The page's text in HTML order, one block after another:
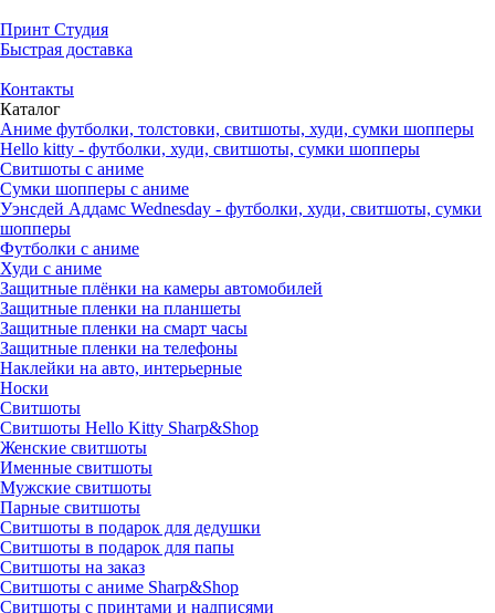
Принт Студия
Быстрая доставка
Контакты
Каталог
Аниме футболки, толстовки, свитшоты, худи, сумки шопперы
Hello kitty - футболки, худи, свитшоты, сумки шопперы
Свитшоты с аниме
Сумки шопперы с аниме
Уэнсдей Аддамс Wednesday - футболки, худи, свитшоты, сумки
шопперы
Футболки с аниме
Худи с аниме
Защитные плёнки на камеры автомобилей
Защитные пленки на планшеты
Защитные пленки на смарт часы
Защитные пленки на телефоны
Наклейки на авто, интерьерные
Носки
Свитшоты
Cвитшоты Hello Kitty Sharp&Shop
Женские свитшоты
Именные свитшоты
Мужские свитшоты
Парные свитшоты
Свитшоты в подарок для дедушки
Свитшоты в подарок для папы
Свитшоты на заказ
Свитшоты с аниме Sharp&Shop
Свитшоты с принтами и надписями